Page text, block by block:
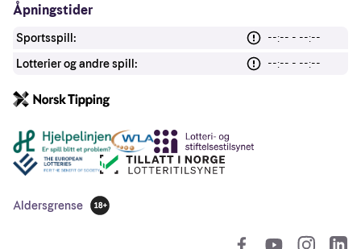
Åpningstider
Sportsspill:
--:-- - --:--
Lotterier og andre spill:
--:-- - --:--
Andre lenker
Aldersgrense
18 år